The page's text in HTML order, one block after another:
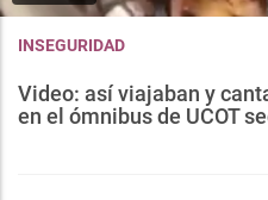
INSEGURIDAD
Video: así viajaban y
en el ómnibus de UCOT